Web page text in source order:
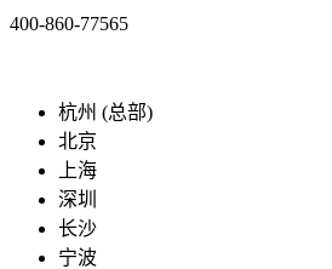
400-860-77565
杭州 (总部)
北京
上海
深圳
长沙
宁波